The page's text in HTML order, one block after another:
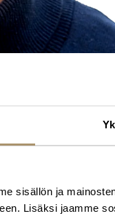
sisällön ja
Lisäksi jaamme